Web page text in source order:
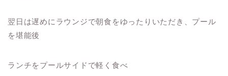
翌日は遅めにラウンジで朝食をゆったりいただき、プール
を堪能後
ランチをプールサイドで軽く食べ